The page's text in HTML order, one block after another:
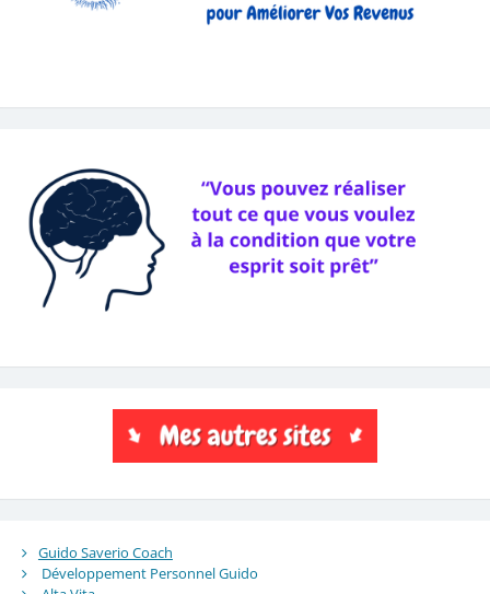
Guido Saverio Coach
Développement Personnel Guido